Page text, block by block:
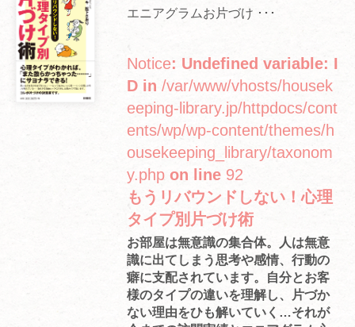
エニアグラムお片づけ ･･･
Notice: Undefined variable: I
D in /var/www/vhosts/housek
eeping-library.jp/httpdocs/cont
ents/wp/wp-content/themes/h
ousekeeping_library/taxonom
y.php on line 92
もうリバウンドしない！心理
タイプ別片づけ術
お部屋は無意識の集合体。人は無意
識に出てしまう思考や感情、行動の
癖に支配されています。自分とお客
様のタイプの違いを理解し、片づか
ない理由をひも解いていく…それが